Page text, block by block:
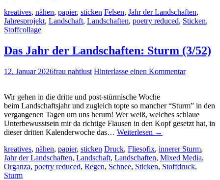
kreatives, nähen, papier, sticken Felsen, Jahr der Landschaften,
Jahresprojekt, Landschaft, Landschaften, poetry reduced, Sticken,
Stoffcollage
Das Jahr der Landschaften: Sturm (3/52)
12. Januar 2026frau nahtlust Hinterlasse einen Kommentar
Wir gehen in die dritte und post-stürmische Woche
beim Landschaftsjahr und zugleich topte so mancher “Sturm” in den
vergangenen Tagen um uns herum! Wer weiß, welches schlaue
Unterbewusstsein mir da richtige Flausen in den Kopf gesetzt hat, in
dieser dritten Kalenderwoche das… Weiterlesen →
kreatives, nähen, papier, sticken Druck, Fliesofix, innerer Sturm,
Jahr der Landschaften, Landschaft, Landschaften, Mixed Media,
Organza, poetry reduced, Regen, Schnee, Sticken, Stoffdruck,
Sturm